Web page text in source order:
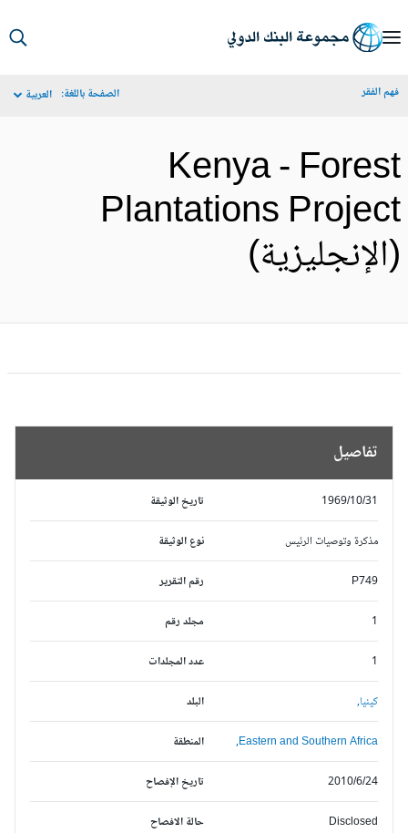
الفقر الصفحة باللغة: العربية
Kenya -
Plantations
تفاصيل
تاريخ الوثيقة 1969/10/31
نوع الوثيقة مذكرة وتوصيات الرئيس
رقم التقرير P749
مجلد رقم
عدد المجلدات
البلد كينيا,
المنطقة Eastern and Southern Africa,
تاريخ الإفصاح 2010/6/24
حالة الافصاح Disclosed